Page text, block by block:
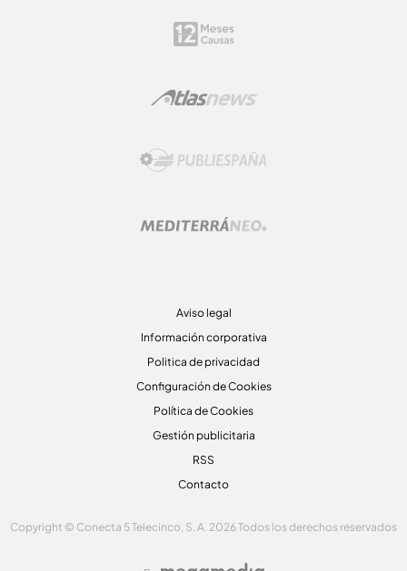
Aviso legal
Información corporativa
Politica de privacidad
Configuración de Cookies
Política de Cookies
Gestión publicitaria
RSS
Contacto
Copyright © Conecta 5 Telecinco, S. A. 2026 Todos los derechos reservados